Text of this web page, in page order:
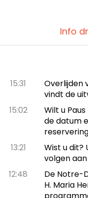
Info
15:31
Overlijden
vindt de
15:02
Wilt u Paus
de datum
13:21
Wist u dit?
volgen
12:48
De Notre-
H. Maria